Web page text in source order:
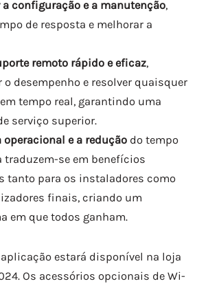
configuração e a manutenção,
de resposta e melhorar a
remoto rápido e eficaz,
desempenho e resolver quaisquer
tempo real, garantindo uma
serviço superior.
operacional e a redução do tempo
traduzem-se em benefícios
tanto para os instaladores como
finais, criando um
em que todos ganham.
aplicação estará disponível na loja
Os acessórios opcionais de Wi-